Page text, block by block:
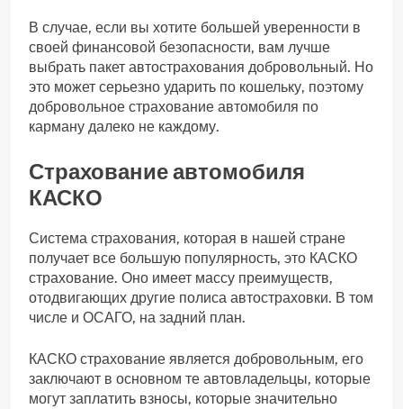
В случае, если вы хотите большей уверенности в
своей финансовой безопасности, вам лучше
выбрать пакет автострахования добровольный. Но
это может серьезно ударить по кошельку, поэтому
добровольное страхование автомобиля по
карману далеко не каждому.
Страхование автомобиля
КАСКО
Система страхования, которая в нашей стране
получает все большую популярность, это КАСКО
страхование. Оно имеет массу преимуществ,
отодвигающих другие полиса автостраховки. В том
числе и ОСАГО, на задний план.
КАСКО страхование является добровольным, его
заключают в основном те автовладельцы, которые
могут заплатить взносы, которые значительно